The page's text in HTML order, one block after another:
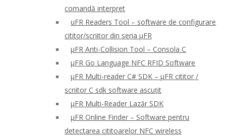
comandă interpret
uFR Readers Tool – software de configurare
cititor/scriitor din seria μFR
μFR Anti-Collision Tool – Consola C
μFR Go Language NFC RFID Software
μFR Multi-reader C# SDK – μFR cititor /
scriitor C sdk software ascuțit
μFR Multi-Reader Lazăr SDK
μFR Online Finder – Software pentru
detectarea cititoarelor NFC wireless